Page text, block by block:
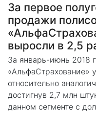
За первое
продажи
выросли в 2,5
За январь-июнь 2018
«АльфаСтрахование»
относительно
достигнув 2,7 млн
данном сегменте с